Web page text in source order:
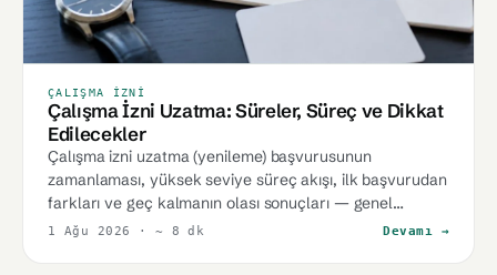
ÇALIŞMA İZNI
Çalışma İzni Uzatma: Süreler, Süreç ve Dikkat
Edilecekler
Çalışma izni uzatma (yenileme) başvurusunun
zamanlaması, yüksek seviye süreç akışı, ilk başvurudan
farkları ve geç kalmanın olası sonuçları — genel
çerçeve.
1 Ağu 2026 · ~ 8 dk Devamı →